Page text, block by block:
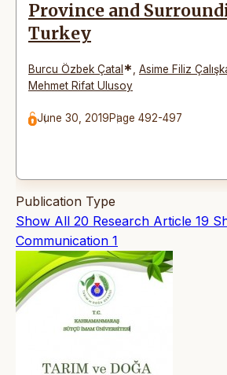
Province and
Turkey
Burcu Özbek Çatal * Asime Filiz
Mehmet Rifat Ulusoy
June 30, 2019Page 492-497
Publication Type
Show All 20 Research Article 19
Communication 1